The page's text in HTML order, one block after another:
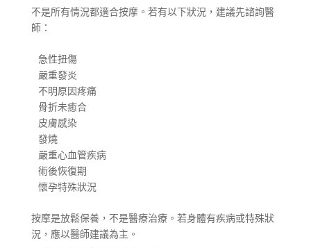
不是所有情況都適合按摩。若有以下狀況，建議先諮詢醫
師：
急性扭傷
嚴重發炎
不明原因疼痛
骨折未癒合
皮膚感染
發燒
嚴重心血管疾病
術後恢復期
懷孕特殊狀況
按摩是放鬆保養，不是醫療治療。若身體有疾病或特殊狀
況，應以醫師建議為主。